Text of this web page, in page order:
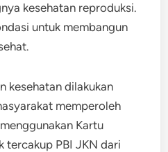
kesehatan reproduksi.
untuk membangun
kesehatan dilakukan
memperoleh
Kartu
tercakup PBI JKN dari